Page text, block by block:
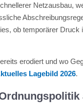
Netzausbau,
ob temporärer Druck
erodiert und wo
Lagebild 2026.